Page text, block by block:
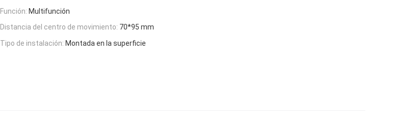
Función: Multifunción
Distancia del centro de movimiento: 70*95 mm
Tipo de instalación: Montada en la superficie